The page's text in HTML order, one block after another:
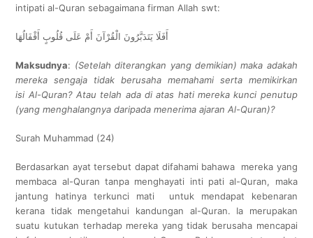
intipati al-Quran sebagaimana firman Allah swt:
أَفَلَا يَتَدَبَّرُونَ الْقُرْآنَ أَمْ عَلَى قُلُوبٍ أَقْفَالُهَا
Maksudnya: (Setelah diterangkan yang demikian) maka adakah
mereka sengaja tidak berusaha memahami serta memikirkan
isi Al-Quran? Atau telah ada di atas hati mereka kunci penutup
(yang menghalangnya daripada menerima ajaran Al-Quran)?
Surah Muhammad (24)
Berdasarkan ayat tersebut dapat difahami bahawa mereka yang
membaca al-Quran tanpa menghayati inti pati al-Quran, maka
jantung hatinya terkunci mati untuk mendapat kebenaran
kerana tidak mengetahui kandungan al-Quran. Ia merupakan
suatu kutukan terhadap mereka yang tidak berusaha mencapai